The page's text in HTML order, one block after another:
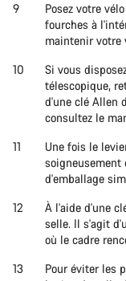
Posez votre
fourches à
maintenir votre
Si vous
télescopique,
d'une clé Allen
consultez le
Une fois le
soigneusement
d'emballage
À l'aide d'une
selle. Il s'agit
où le cadre
Pour éviter les